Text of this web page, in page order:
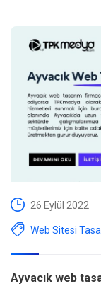
26 Eylül 2022
Web Sitesi
Ayvacık web